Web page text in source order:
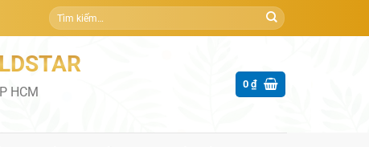
Tìm
kiếm:
HCM
0₫